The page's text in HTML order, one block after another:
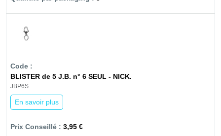
BLISTER de 5 J.B. n° 6 SEUL - NICK.
JBP6S
En savoir plus
3,95 €